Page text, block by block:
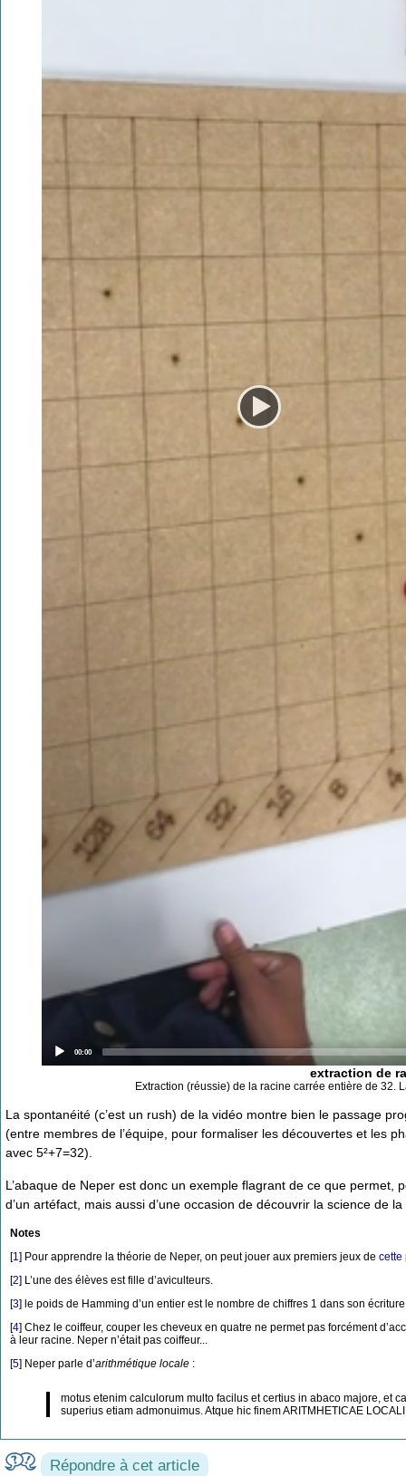
Current
00:00
extraction de
Extraction (réussie) de la racine carrée entière de 32.
La spontanéité (c’est un rush) de la vidéo montre bien le passage
(entre membres de l’équipe, pour formaliser les découvertes et les
avec 5²+7=32).
L’abaque de Neper est donc un exemple flagrant de ce que permet,
d’un artéfact, mais aussi d’une occasion de découvrir la science de
Notes
[1] Pour apprendre la théorie de Neper, on peut jouer aux premiers jeux de cette
[2] L’une des élèves est fille d’aviculteurs.
[3] le poids de Hamming d’un entier est le nombre de chiffres 1 dans son
[4] Chez le coiffeur, couper les cheveux en quatre ne permet pas forcément
à leur racine. Neper n’était pas coiffeur...
[5] Neper parle d’arithmétique locale :
motus etenim calculorum multo facilus et certius in abaco majore, et
superius etiam admonuimus. Atque hic finem ARITMHETICAE
Répondre à cet article